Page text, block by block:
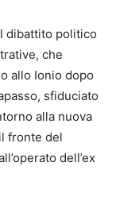
dibattito politico
che
allo Ionio dopo
sfiduciato
alla nuova
fronte del
dell’ex